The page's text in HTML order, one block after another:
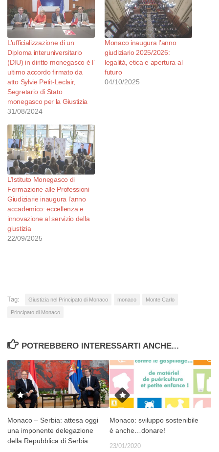
L’ufficializzazione di un
Diploma interuniversitario
(DIU) in diritto monegasco è l’
ultimo accordo firmato da
atto Sylvie Petit-Leclair,
Segretario di Stato
monegasco per la Giustizia
31/08/2024
Monaco inaugura l’anno
giudiziario 2025/2026:
legalità, etica e apertura al
futuro
04/10/2025
L’Istituto Monegasco di
Formazione alle Professioni
Giudiziarie inaugura l’anno
accademico: eccellenza e
innovazione al servizio della
giustizia
22/09/2025
Tag: Giustizia nel Principato di Monaco monaco Monte Carlo
Principato di Monaco
POTREBBERO INTERESSARTI ANCHE...
Monaco – Serbia: attesa oggi
una imponente delegazione
della Repubblica di Serbia
Monaco: sviluppo sostenibile
è anche…donare!
23/01/2020